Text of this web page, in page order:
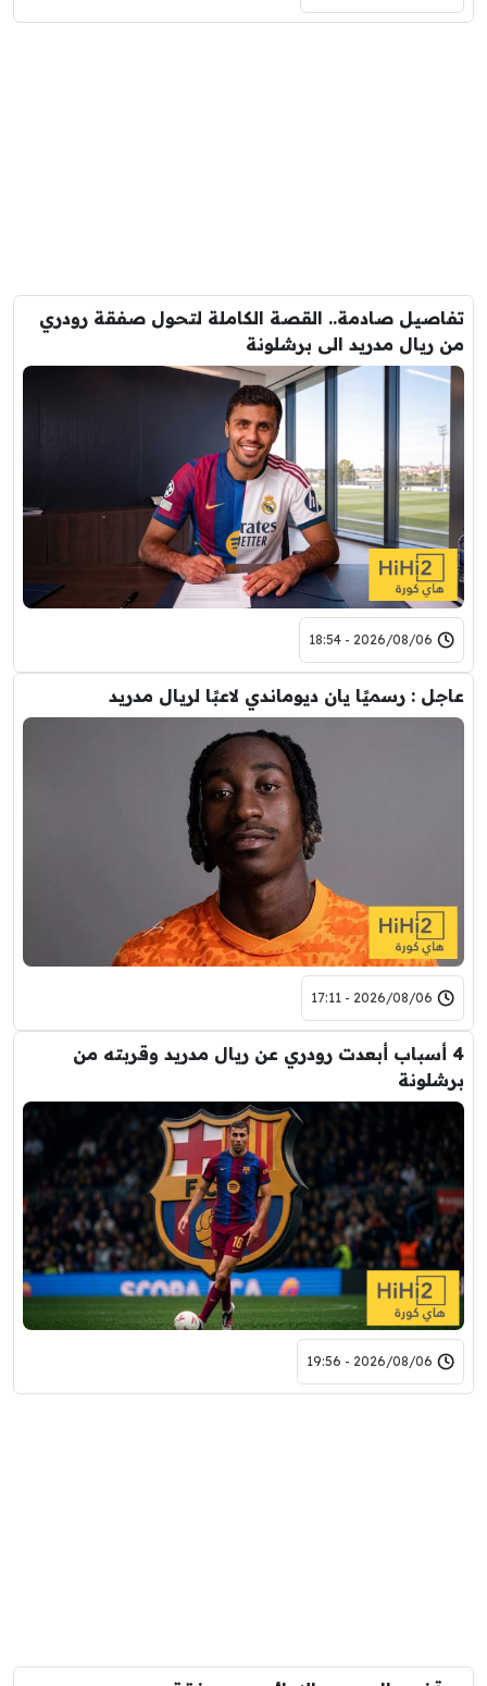
تفاصيل صادمة.. القصة الكاملة لتحول صفقة رودري
من ريال مدريد الى برشلونة
2026/08/06 - 18:54
عاجل : رسميًا يان ديوماندي لاعبًا لريال مدريد
2026/08/06 - 17:11
4 أسباب أبعدت رودري عن ريال مدريد وقربته من
برشلونة
2026/08/06 - 19:56